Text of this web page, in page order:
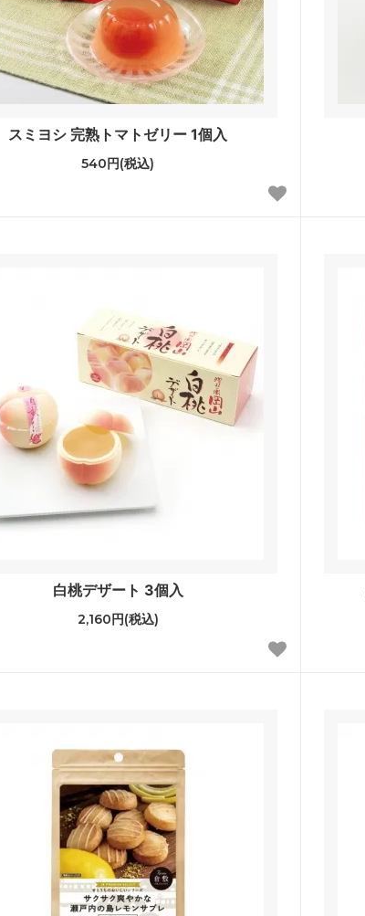
スミヨシ 完熟トマトゼリー 1個入
540円(税込)
白桃デザート 3個入
2,160円(税込)